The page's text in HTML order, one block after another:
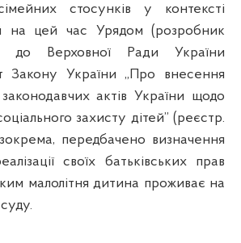
стосунків у контексті
на цей час Урядом (розробник
до Верховної Ради України
Закону України „Про внесення
актів України щодо
захисту дітей” (реєстр.
передбачено визначення
своїх батьківських прав
ким малолітня дитина проживає на